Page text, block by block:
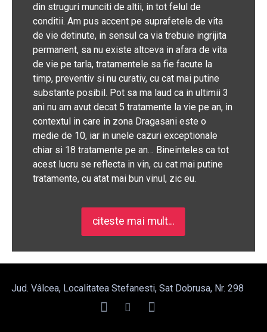
din struguri munciti de altii, in tot felul de
conditii. Am pus accent pe suprafetele de vita
de vie detinute, in sensul ca via trebuie ingrijita
permanent, sa nu existe altceva in afara de vita
de vie pe tarla, tratamentele sa fie facute la
timp, preventiv si nu curativ, cu cat mai putine
substante posibil. Pot sa ma laud ca in ultimii 3
ani nu am avut decat 5 tratamente la vie pe an, in
contextul in care in zona Dragasani este o
medie de 10, iar in unele cazuri exceptionale
chiar si 18 tratamente pe an… Bineinteles ca tot
acest lucru se reflecta in vin, cu cat mai putine
tratamente, cu atat mai bun vinul, zic eu.
citeste mai mult...
Jud. Vâlcea, Localitatea Stefanesti, Sat Dobrusa, Nr. 298